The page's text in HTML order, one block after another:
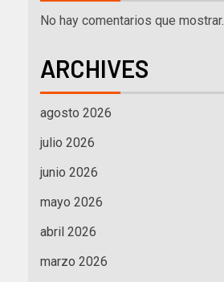
No hay comentarios que mostrar.
ARCHIVES
agosto 2026
julio 2026
junio 2026
mayo 2026
abril 2026
marzo 2026